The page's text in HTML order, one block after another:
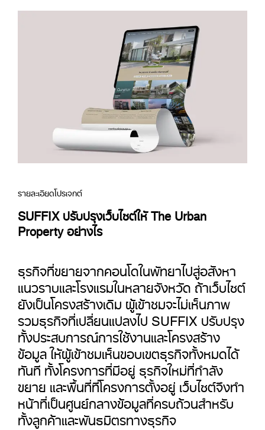
รายละเอียดโปรเจกต์
SUFFIX ปรับปรุงเว็บไซต์ให้ The Urban
Property อย่างไร
ธุรกิจที่ขยายจากคอนโดในพัทยาไปสู่อสังหา
แนวราบและโรงแรมในหลายจังหวัด ถ้าเว็บไซต์
ยังเป็นโครงสร้างเดิม ผู้เข้าชมจะไม่เห็นภาพ
รวมธุรกิจที่เปลี่ยนแปลงไป SUFFIX ปรับปรุง
ทั้งประสบการณ์การใช้งานและโครงสร้าง
ข้อมูล ให้ผู้เข้าชมเห็นขอบเขตธุรกิจทั้งหมดได้
ทันที ทั้งโครงการที่มีอยู่ ธุรกิจใหม่ที่กำลัง
ขยาย และพื้นที่ที่โครงการตั้งอยู่ เว็บไซต์จึงทำ
หน้าที่เป็นศูนย์กลางข้อมูลที่ครบถ้วนสำหรับ
ทั้งลูกค้าและพันธมิตรทางธุรกิจ